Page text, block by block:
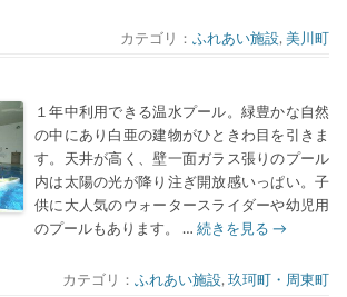
カテゴリ：ふれあい施設,美川町
１年中利用できる温水プール。緑豊かな自然
の中にあり白亜の建物がひときわ目を引きま
す。天井が高く、壁一面ガラス張りのプール
内は太陽の光が降り注ぎ開放感いっぱい。子
供に大人気のウォータースライダーや幼児用
のプールもあります。 … 続きを見る →
カテゴリ：ふれあい施設,玖珂町・周東町